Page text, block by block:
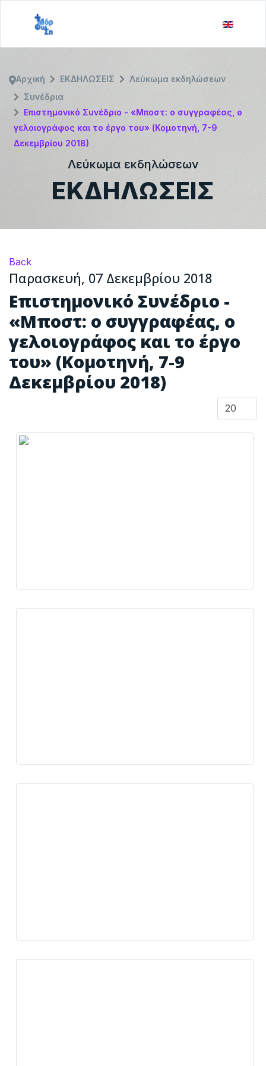
ΕΚΔΗΛΩΣΕΙΣ
Λεύκωμα εκδηλώσεων
Αρχική ΕΚΔΗΛΩΣΕΙΣ
Λεύκωμα εκδηλώσεων
Συνέδρια
Επιστημονικό Συνέδριο - «Μποστ: ο συγγραφέας, ο
γελοιογράφος και το έργο του» (Κομοτηνή, 7-9
Δεκεμβρίου 2018)
Back
Παρασκευή, 07 Δεκεμβρίου 2018
Επιστημονικό Συνέδριο -
«Μποστ: ο συγγραφέας, ο
γελοιογράφος και το έργο
του» (Κομοτηνή, 7-9
Δεκεμβρίου 2018)